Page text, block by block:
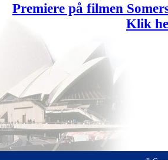
Premiere på filmen
Klik